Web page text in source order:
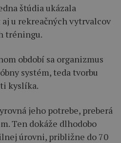
štúdia ukázala
u rekreačných vytrvalcov
tréningu.
období sa organizmus
systém, teda tvorbu
kyslíka.
jeho potrebe, preberá
Ten dokáže dlhodobo
úrovni, približne do 70